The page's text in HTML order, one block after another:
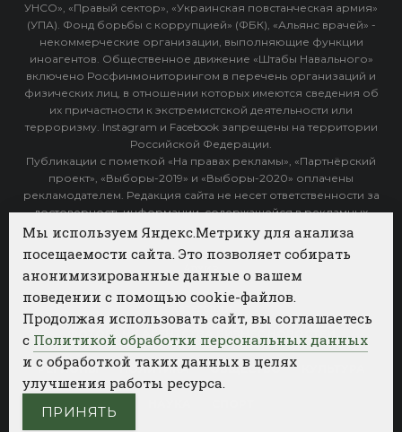
УНСО», «Правый сектор», «Украинская повстанческая армия»
(УПА). Фонд борьбы с коррупцией» (ФБК), «Альянс врачей» -
некоммерческие организации, выполняющие функции
иноагентов. Общественное движение «Штабы Навального»
включено Росфинмониторингом в перечень организаций и
физических лиц, в отношении которых имеются сведения об
их причастности к экстремистской деятельности или
терроризму. Instagram и Facebook запрещены на территории
Российской Федерации.
Публикации с пометкой «На правах рекламы», «Партнёрский
проект», «Выборы-2019» и «Выборы-2020» оплачены
рекламодателем. Редакция сайта не несет ответственности за
достоверность информации, содержащейся в рекламных
объявлениях.
ФОТОБАНК АГЕНТСТВА БИЗНЕС НОВОСТЕЙ
РЕГИОНЫ ПОЛИТИКА ОБЩЕСТВО
Мы используем Яндекс.Метрику для анализа
посещаемости сайта. Это позволяет собирать
анонимизированные данные о вашем
поведении с помощью cookie-файлов.
Продолжая использовать сайт, вы соглашаетесь
с Политикой обработки персональных данных
и с обработкой таких данных в целях
улучшения работы ресурса.
ПРИНЯТЬ